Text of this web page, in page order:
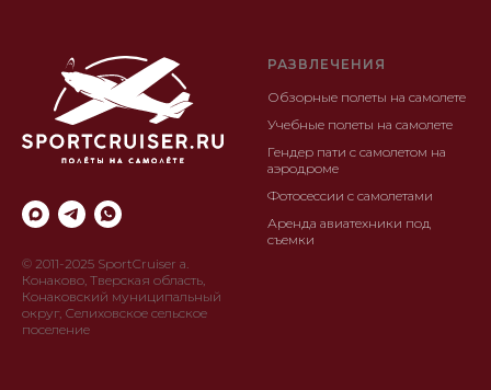
© 2011-2025 SportCruiser а.
Конаково, Тверская область,
Конаковский муниципальный
округ, Селиховское сельское
поселение
РАЗВЛЕЧЕНИЯ
Обзорные полеты на самолете
Учебные полеты на самолете
Гендер пати с самолетом на
аэродроме
Фотосессии с самолетами
Аренда авиатехники под
съемки